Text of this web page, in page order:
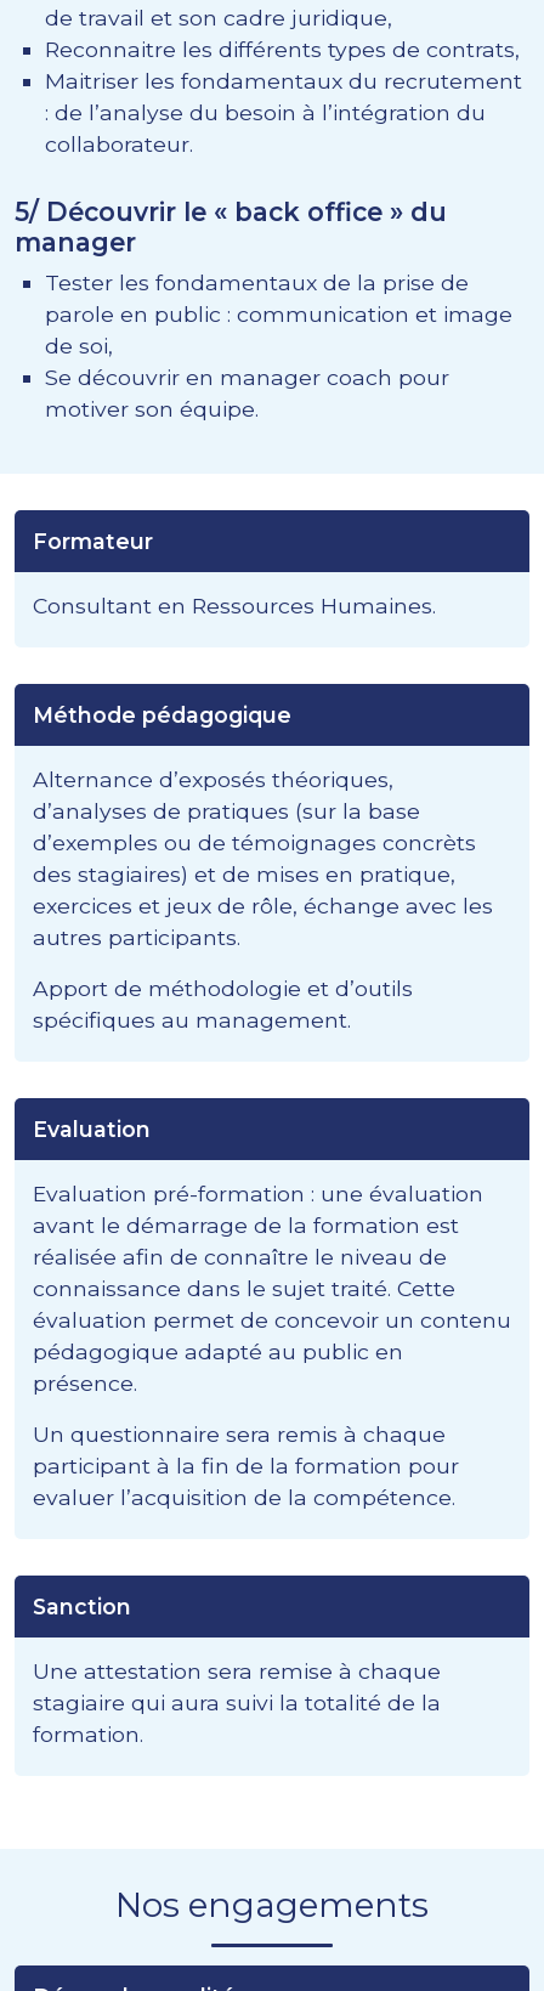
de travail et son cadre juridique,
Reconnaitre les différents types de contrats,
Maitriser les fondamentaux du recrutement
: de l’analyse du besoin à l’intégration du
collaborateur.
5/ Découvrir le « back office » du
manager
Tester les fondamentaux de la prise de
parole en public : communication et image
de soi,
Se découvrir en manager coach pour
motiver son équipe.
Formateur
Consultant en Ressources Humaines.
Méthode pédagogique
Alternance d’exposés théoriques,
d’analyses de pratiques (sur la base
d’exemples ou de témoignages concrèts
des stagiaires) et de mises en pratique,
exercices et jeux de rôle, échange avec les
autres participants.
Apport de méthodologie et d’outils
spécifiques au management.
Evaluation
Evaluation pré-formation : une évaluation
avant le démarrage de la formation est
réalisée afin de connaître le niveau de
connaissance dans le sujet traité. Cette
évaluation permet de concevoir un contenu
pédagogique adapté au public en
présence.
Un questionnaire sera remis à chaque
participant à la fin de la formation pour
evaluer l’acquisition de la compétence.
Sanction
Une attestation sera remise à chaque
stagiaire qui aura suivi la totalité de la
formation.
Nos engagements